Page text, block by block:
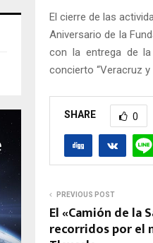
El cierre de las
Aniversario de la
con la entrega de
concierto “Veracruz y
SHARE 0
PREVIOUS POST
El «Camión de la
recorridos por el